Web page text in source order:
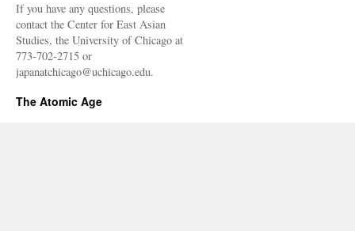
If you have any questions, please
contact the Center for East Asian
Studies, the University of Chicago at
773-702-2715 or
japanatchicago@uchicago.edu.
The Atomic Age